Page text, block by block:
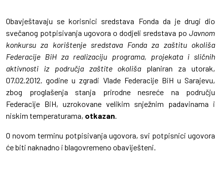
Obavještavaju se korisnici sredstava Fonda da je drugi dio
svečanog potpisivanja ugovora o dodjeli sredstava po Javnom
konkursu za korištenje sredstava Fonda za zaštitu okoliša
Federacije BiH za realizaciju programa, projekata i sličnih
aktivnosti iz područja zaštite okoliša planiran za utorak,
07.02.2012. godine u zgradi Vlade Federacije BiH u Sarajevu,
zbog proglašenja stanja prirodne nesreće na području
Federacije BiH, uzrokovane velikim snježnim padavinama i
niskim temperaturama, otkazan.
O novom terminu potpisivanja ugovora, svi potpisnici ugovora
će biti naknadno i blagovremeno obaviješteni.